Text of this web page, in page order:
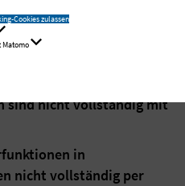
Inhalte
können aktuell
bereitgestellt werden:
sind nicht vollständig mit
in
nicht vollständig per
Cookies zulassen
Matomo